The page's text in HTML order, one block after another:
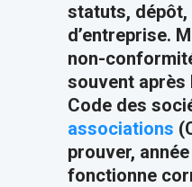
statuts, dépôt,
d’entreprise.
non-
souvent après
Code des
associations
prouver,
fonctionne